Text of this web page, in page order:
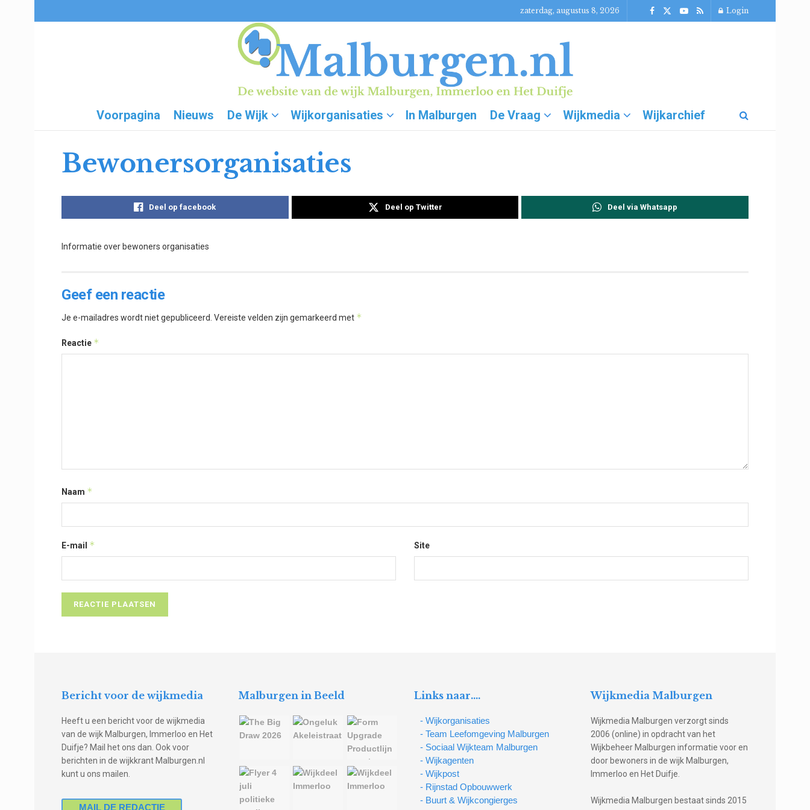
zaterdag, augustus 8, 2026 Login
Voorpagina Nieuws De Wijk Wijkorganisaties In Malburgen De Vraag Wijkmedia Wijkarchief
Bewonersorganisaties
Deel op facebook Deel op Twitter Deel via Whatsapp
Informatie over bewoners organisaties
Geef een reactie
Je e-mailadres wordt niet gepubliceerd. Vereiste velden zijn gemarkeerd met *
Reactie *
Naam *
E-mail * Site
Bericht voor de wijkmedia
Heeft u een bericht voor de wijkmedia
van de wijk Malburgen, Immerloo en Het
Duifje? Mail het ons dan. Ook voor
berichten in de wijkkrant Malburgen.nl
kunt u ons mailen.
MAIL DE REDACTIE
Malburgen in Beeld Links naar….
- Wijkorganisaties
- Team Leefomgeving Malburgen
- Sociaal Wijkteam Malburgen
- Wijkagenten
- Wijkpost
- Rijnstad Opbouwwerk
- Buurt & Wijkcongierges
Wijkmedia Malburgen
Wijkmedia Malburgen verzorgt sinds
2006 (online) in opdracht van het
Wijkbeheer Malburgen informatie voor en
door bewoners in de wijk Malburgen,
Immerloo en Het Duifje.
Wijkmedia Malburgen bestaat sinds 2015